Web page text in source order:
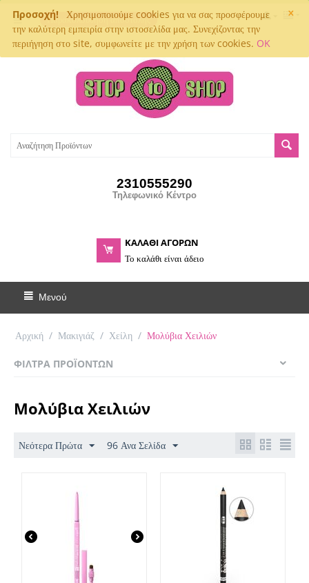
×
Προσοχή!
Χρησιμοποιούμε cookies για να σας προσφέρουμε
την καλύτερη εμπειρία στην ιστοσελίδα μας. Συνεχίζοντας την
περιήγηση στο site, συμφωνείτε με την χρήση των cookies. OK
Παρακολούθηση αποστολής
2310555290
Τηλεφωνικό Κέντρο
ΚΑΛΑΘΙ ΑΓΟΡΩΝ
Το καλάθι είναι άδειο
Μενού
Αρχική / Μακιγιάζ / Χείλη / Μολύβια Χειλιών
ΦΊΛΤΡΑ ΠΡΟΪΌΝΤΩΝ
Μολύβια Χειλιών
Νεότερα Πρώτα 96 Ανα Σελίδα